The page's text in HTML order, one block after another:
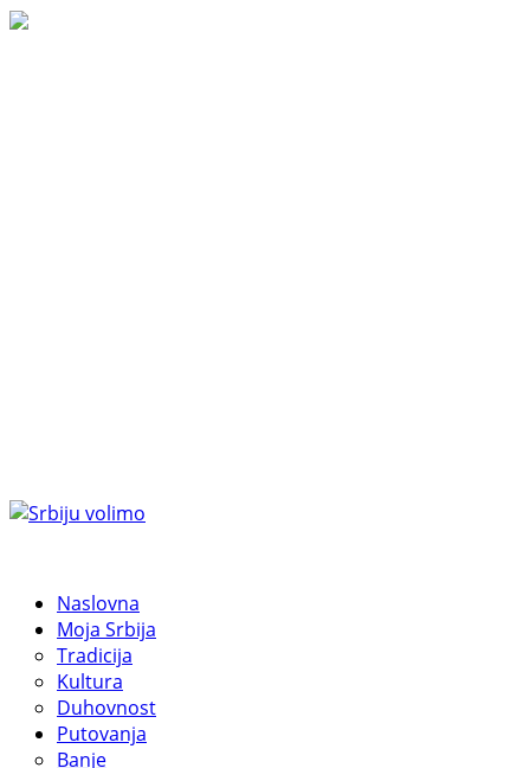
Naslovna
Moja Srbija
Tradicija
Kultura
Duhovnost
Putovanja
Banje